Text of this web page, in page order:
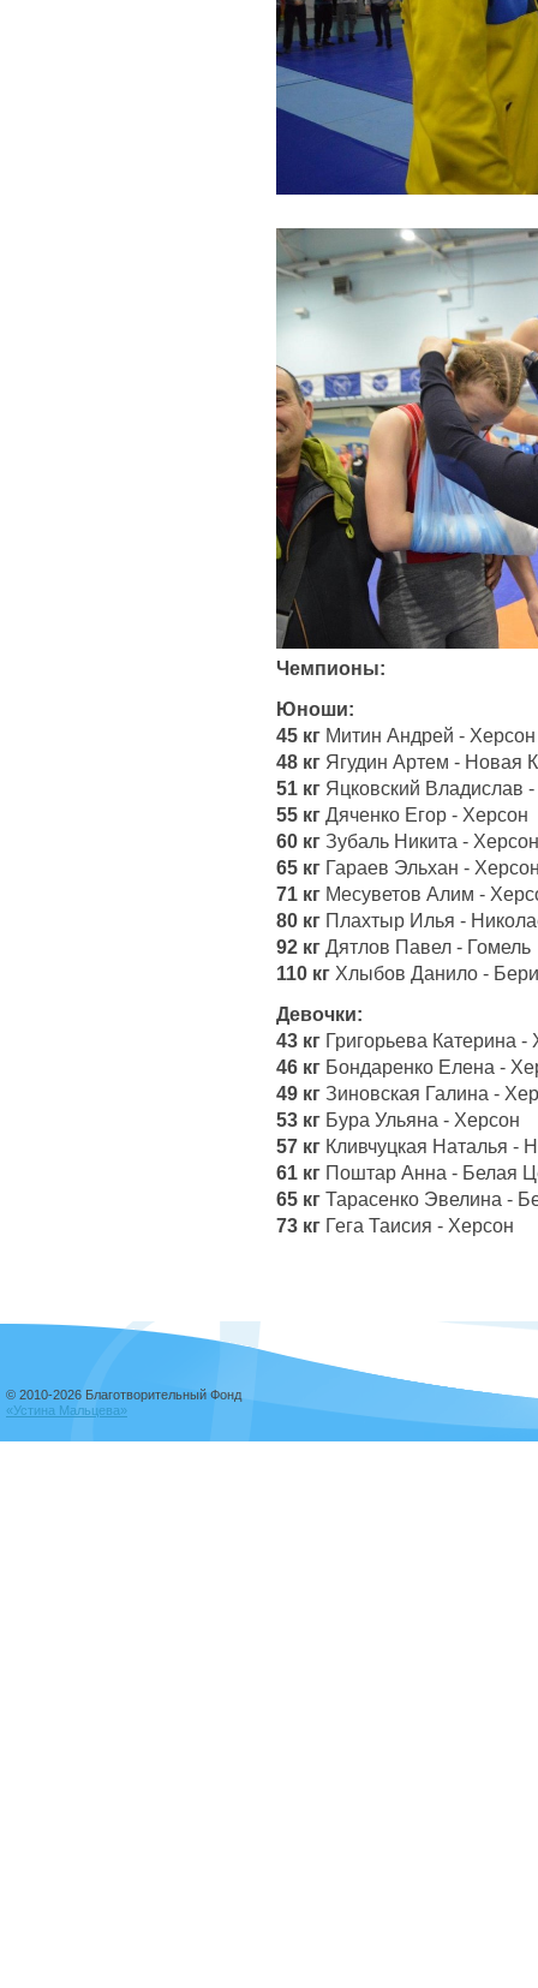
Чемпионы:
Юноши:
45 кг Митин Андрей - Херсон
48 кг Ягудин Артем - Новая
51 кг Яцковский Владислав
55 кг Дяченко Егор - Херсон
60 кг Зубаль Никита - Херсон
65 кг Гараев Эльхан -
71 кг Месуветов Алим -
80 кг Плахтыр Илья -
92 кг Дятлов Павел - Гомель
110 кг Хлыбов Данило -
Девочки:
43 кг Григорьева Катерина -
46 кг Бондаренко Елена -
49 кг Зиновская Галина -
53 кг Бура Ульяна - Херсон
57 кг Кливчуцкая Наталья -
61 кг Поштар Анна - Белая
65 кг Тарасенко Эвелина -
73 кг Гега Таисия - Херсон
© 2010-2026 Благотворительный Фонд
«Устина Мальцева»